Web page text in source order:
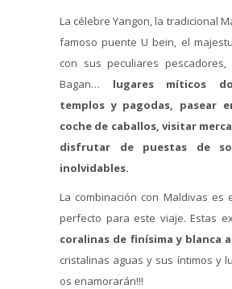
La célebre Yangon, la tradicional
famoso puente U bein, el
con sus peculiares pescadores,
Bagan… lugares míticos
templos y pagodas, pasear
coche de caballos, visitar
disfrutar de puestas de
inolvidables.
La combinación con Maldivas es
perfecto para este viaje. Estas
coralinas de finísima y blanca
cristalinas aguas y sus íntimos y
os enamorarán!!!